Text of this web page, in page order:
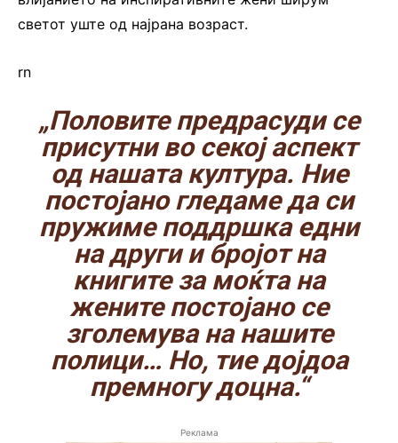
светот уште од најрана возраст.
rn
„Половите предрасуди се
присутни во секој аспект
од нашата култура. Ние
постојано гледаме да си
пружиме поддршка едни
на други и бројот на
книгите за моќта на
жените постојано се
зголемува на нашите
полици… Но, тие дојдоа
премногу доцна.“
Реклама